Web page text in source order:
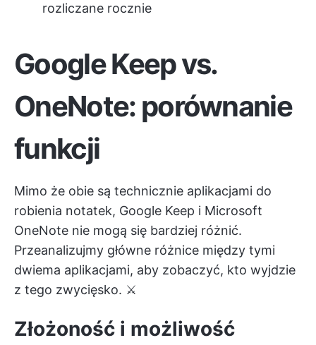
rozliczane rocznie
Google Keep vs.
OneNote: porównanie
funkcji
Mimo że obie są technicznie aplikacjami do
robienia notatek, Google Keep i Microsoft
OneNote nie mogą się bardziej różnić.
Przeanalizujmy główne różnice między tymi
dwiema aplikacjami, aby zobaczyć, kto wyjdzie
z tego zwycięsko. ⚔️
Złożoność i możliwość